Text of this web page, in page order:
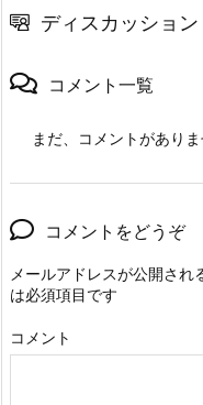
ディスカッション
コメント一覧
まだ、コメントがあり
コメントをどうぞ
メールアドレスが公開され
は必須項目です
コメント